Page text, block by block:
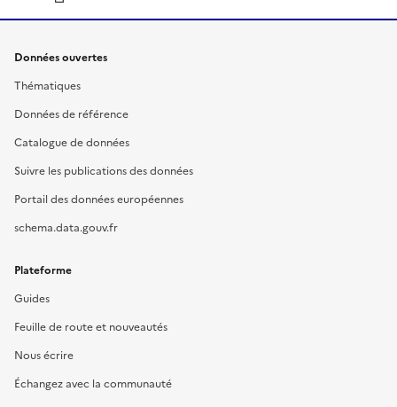
Données ouvertes
Thématiques
Données de référence
Catalogue de données
Suivre les publications des données
Portail des données européennes
schema.data.gouv.fr
Plateforme
Guides
Feuille de route et nouveautés
Nous écrire
Échangez avec la communauté